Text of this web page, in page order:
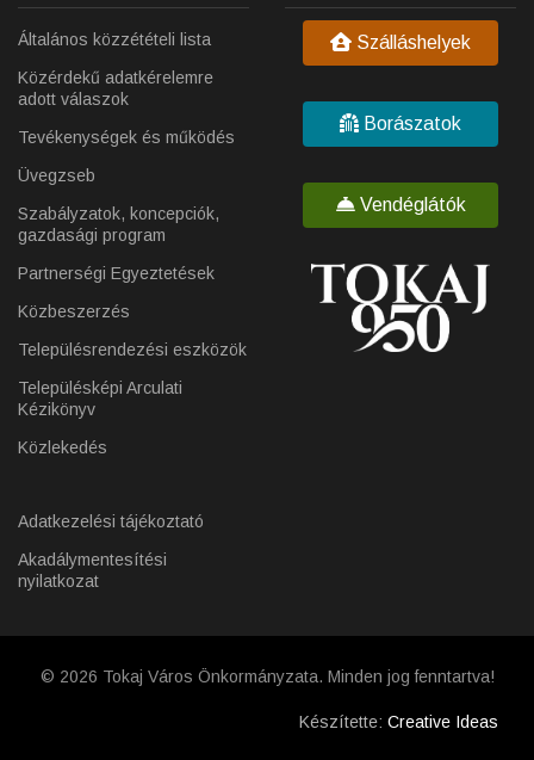
Általános közzétételi lista
Közérdekű adatkérelemre
adott válaszok
Tevékenységek és működés
Üvegzseb
Szabályzatok, koncepciók,
gazdasági program
Partnerségi Egyeztetések
Közbeszerzés
Településrendezési eszközök
Településképi Arculati
Kézikönyv
Közlekedés
Adatkezelési tájékoztató
Akadálymentesítési
nyilatkozat
Szálláshelyek
Borászatok
Vendéglátók
© 2026 Tokaj Város Önkormányzata. Minden jog fenntartva!
Készítette: Creative Ideas